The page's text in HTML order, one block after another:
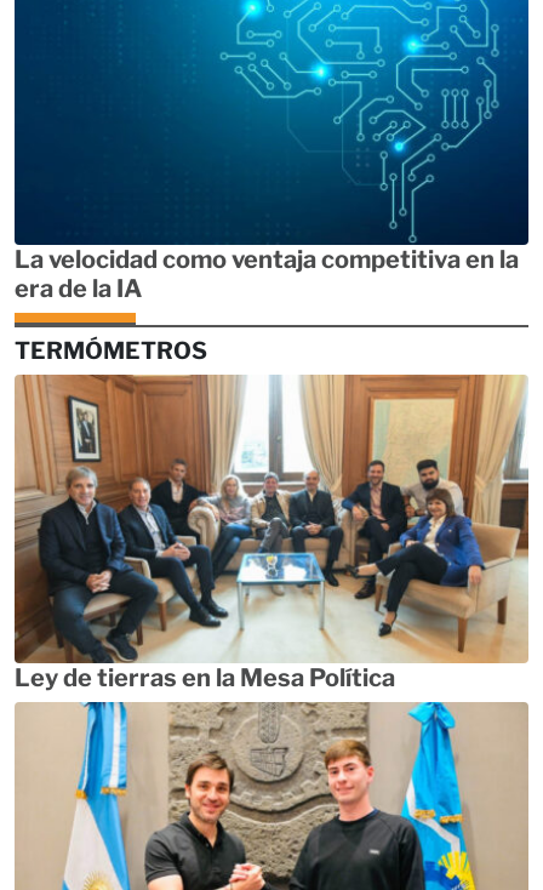
La velocidad como ventaja competitiva en la
era de la IA
TERMÓMETROS
Ley de tierras en la Mesa Política